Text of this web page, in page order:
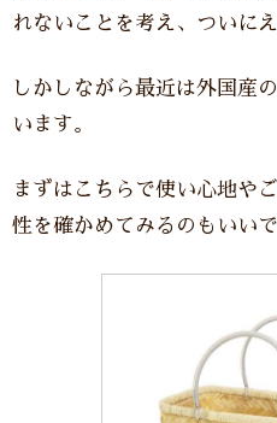
れないことを考え、ついに
しかしながら最近は外国産
います。
まずはこちらで使い心地や
性を確かめてみるのもいいで